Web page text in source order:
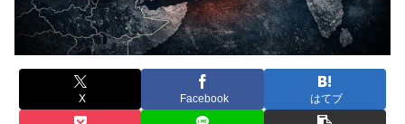
X Facebook はてブ